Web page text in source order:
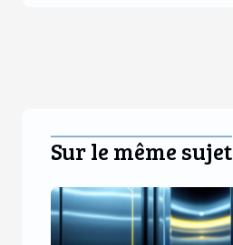
Sur le même sujet